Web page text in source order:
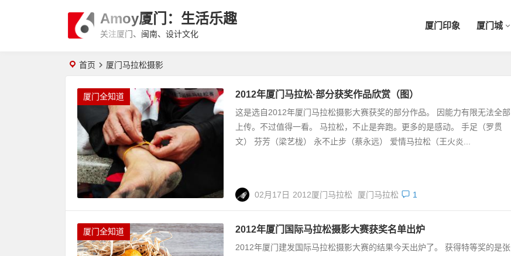
Amoy厦门：生活乐趣
关注厦门、闽南、设计文化
厦门印象 厦门城
首页 厦门马拉松摄影
厦门全知道 2012年厦门马拉松·部分获奖作品欣赏（图）
这是选自2012年厦门马拉松摄影大赛获奖的部分作品。 因能力有限无法全部
上传。不过值得一看。 马拉松，不止是奔跑。更多的是感动。 手足（罗贯
文） 芬芳（梁艺栊） 永不止步（蔡永远） 爱情马拉松（王火炎...
02月17日 2012厦门马拉松 厦门马拉松 1
厦门全知道 2012年厦门国际马拉松摄影大赛获奖名单出炉
2012年厦门建发国际马拉松摄影大赛的结果今天出炉了。 获得特等奖的是张